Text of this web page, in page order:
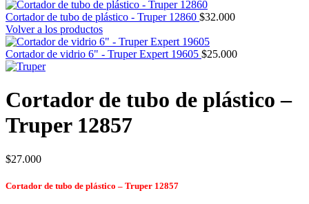
Cortador de tubo de plástico - Truper 12860 $32.000
Volver a los productos
Cortador de vidrio 6" - Truper Expert 19605 $25.000
Cortador de tubo de plástico –
Truper 12857
$27.000
Cortador de tubo de plástico – Truper 12857